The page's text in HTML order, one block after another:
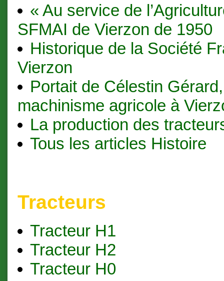
« Au service de
SFMAI de Vierzon de 1950
Historique de la Société
Vierzon
Portait de Célestin
machinisme agricole à
La production des
Tous les articles Histoire
Tracteurs
Tracteur H1
Tracteur H2
Tracteur H0